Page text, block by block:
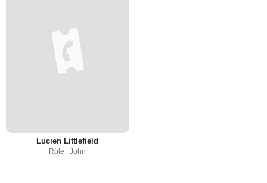
Lucien Littlefield
Rôle : John